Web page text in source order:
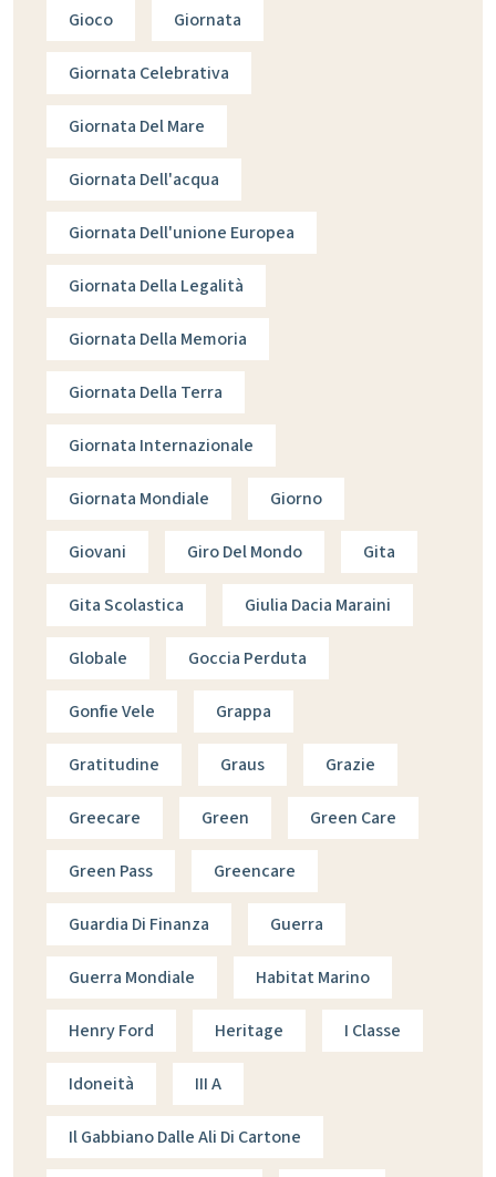
Gioco Giornata
Giornata Celebrativa
Giornata Del Mare
Giornata Dell'acqua
Giornata Dell'unione Europea
Giornata Della Legalità
Giornata Della Memoria
Giornata Della Terra
Giornata Internazionale
Giornata Mondiale Giorno
Giovani Giro Del Mondo Gita
Gita Scolastica Giulia Dacia Maraini
Globale Goccia Perduta
Gonfie Vele Grappa
Gratitudine Graus Grazie
Greecare Green Green Care
Green Pass Greencare
Guardia Di Finanza Guerra
Guerra Mondiale Habitat Marino
Henry Ford Heritage I Classe
Idoneità III A
Il Gabbiano Dalle Ali Di Cartone